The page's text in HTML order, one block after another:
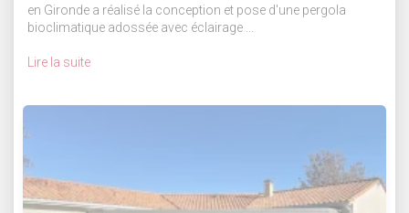
en Gironde a réalisé la conception et pose d'une pergola
bioclimatique adossée avec éclairage ...
Lire la suite